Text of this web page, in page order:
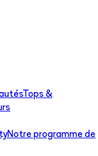
Tops &
Notre programme de